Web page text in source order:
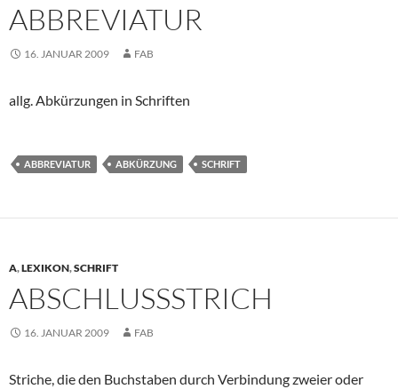
ABBREVIATUR
16. JANUAR 2009 FAB
allg. Abkürzungen in Schriften
ABBREVIATUR ABKÜRZUNG SCHRIFT
A,LEXIKON,SCHRIFT
ABSCHLUSSSTRICH
16. JANUAR 2009 FAB
Striche, die den Buchstaben durch Verbindung zweier oder